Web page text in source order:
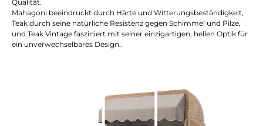
Qualität.
Mahagoni beeindruckt durch Härte und Witterungsbeständigkeit,
Teak durch seine natürliche Resistenz gegen Schimmel und Pilze,
und Teak Vintage fasziniert mit seiner einzigartigen, hellen Optik für
ein unverwechselbares Design..